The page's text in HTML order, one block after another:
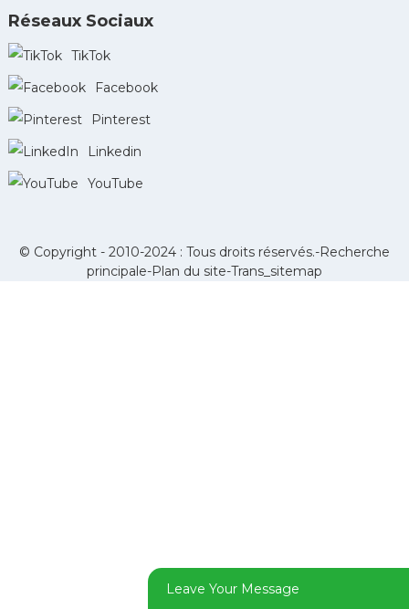
Réseaux Sociaux
TikTok
Facebook
Pinterest
Linkedin
YouTube
© Copyright - 2010-2024 : Tous droits réservés.-Recherche
principale-Plan du site-Trans_sitemap
Leave Your Message